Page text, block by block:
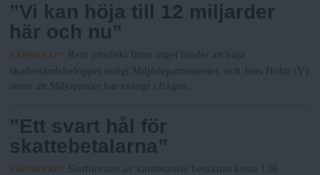
”Vi kan höja till 12 miljarder
här och nu”
KÄRNKRAFT
Rent juridiskt finns inget hinder att höja
skadeståndsbeloppet enligt Miljödepartementet, och Jens Holm (V)
anser att Miljöpartiet har svängt i frågan.
”Ett svart hål för
skattebetalarna”
KÄRNKRAFT Slutförvaret av kärnbränsle beräknas kosta 130